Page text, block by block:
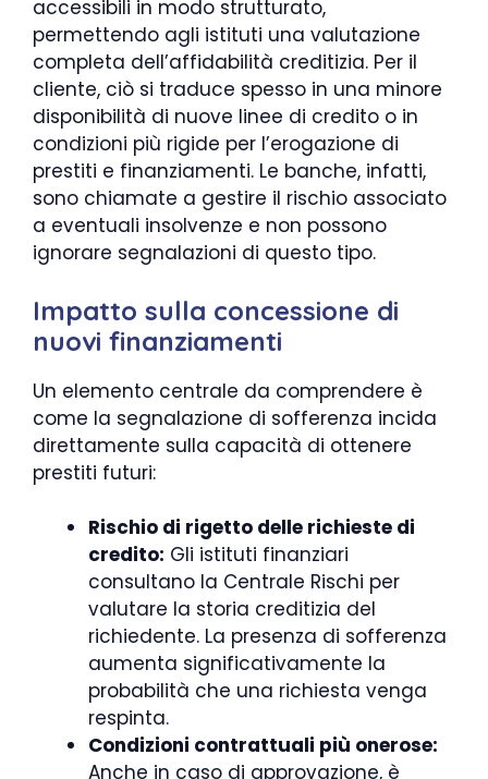
accessibili in modo strutturato,
permettendo agli istituti una valutazione
completa dell’affidabilità creditizia. Per il
cliente, ciò si traduce spesso in una minore
disponibilità di nuove linee di credito o in
condizioni più rigide per l’erogazione di
prestiti e finanziamenti. Le banche, infatti,
sono chiamate a gestire il rischio associato
a eventuali insolvenze e non possono
ignorare segnalazioni di questo tipo.
Impatto sulla concessione di
nuovi finanziamenti
Un elemento centrale da comprendere è
come la segnalazione di sofferenza incida
direttamente sulla capacità di ottenere
prestiti futuri:
Rischio di rigetto delle richieste di
credito: Gli istituti finanziari
consultano la Centrale Rischi per
valutare la storia creditizia del
richiedente. La presenza di sofferenza
aumenta significativamente la
probabilità che una richiesta venga
respinta.
Condizioni contrattuali più onerose:
Anche in caso di approvazione, è